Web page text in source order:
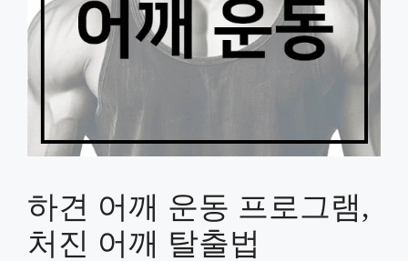
하견 어깨 운동 프로그램,
처진 어깨 탈출법